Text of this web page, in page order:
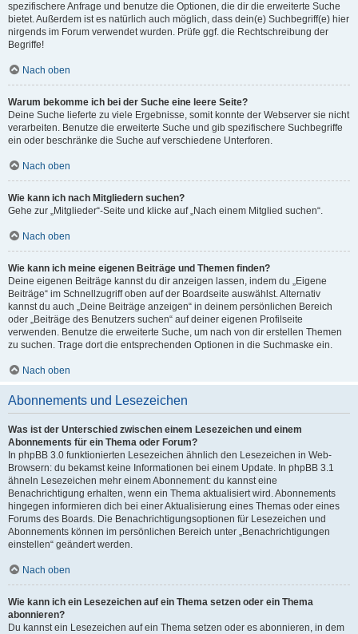
spezifischere Anfrage und benutze die Optionen, die dir die erweiterte Suche
bietet. Außerdem ist es natürlich auch möglich, dass dein(e) Suchbegriff(e) hier
nirgends im Forum verwendet wurden. Prüfe ggf. die Rechtschreibung der
Begriffe!
Nach oben
Warum bekomme ich bei der Suche eine leere Seite?
Deine Suche lieferte zu viele Ergebnisse, somit konnte der Webserver sie nicht
verarbeiten. Benutze die erweiterte Suche und gib spezifischere Suchbegriffe
ein oder beschränke die Suche auf verschiedene Unterforen.
Nach oben
Wie kann ich nach Mitgliedern suchen?
Gehe zur „Mitglieder“-Seite und klicke auf „Nach einem Mitglied suchen“.
Nach oben
Wie kann ich meine eigenen Beiträge und Themen finden?
Deine eigenen Beiträge kannst du dir anzeigen lassen, indem du „Eigene
Beiträge“ im Schnellzugriff oben auf der Boardseite auswählst. Alternativ
kannst du auch „Deine Beiträge anzeigen“ in deinem persönlichen Bereich
oder „Beiträge des Benutzers suchen“ auf deiner eigenen Profilseite
verwenden. Benutze die erweiterte Suche, um nach von dir erstellen Themen
zu suchen. Trage dort die entsprechenden Optionen in die Suchmaske ein.
Nach oben
Abonnements und Lesezeichen
Was ist der Unterschied zwischen einem Lesezeichen und einem
Abonnements für ein Thema oder Forum?
In phpBB 3.0 funktionierten Lesezeichen ähnlich den Lesezeichen in Web-
Browsern: du bekamst keine Informationen bei einem Update. In phpBB 3.1
ähneln Lesezeichen mehr einem Abonnement: du kannst eine
Benachrichtigung erhalten, wenn ein Thema aktualisiert wird. Abonnements
hingegen informieren dich bei einer Aktualisierung eines Themas oder eines
Forums des Boards. Die Benachrichtigungsoptionen für Lesezeichen und
Abonnements können im persönlichen Bereich unter „Benachrichtigungen
einstellen“ geändert werden.
Nach oben
Wie kann ich ein Lesezeichen auf ein Thema setzen oder ein Thema
abonnieren?
Du kannst ein Lesezeichen auf ein Thema setzen oder es abonnieren, in dem